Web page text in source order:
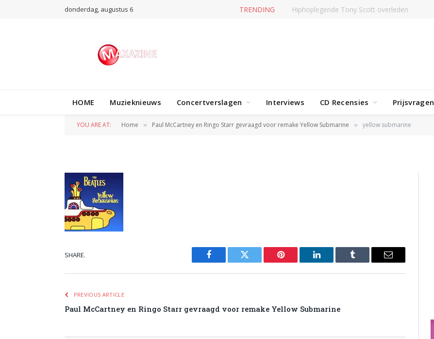
donderdag, augustus 6 TRENDING Jerney Kaagman overleden
HOME Muzieknieuws Concertverslagen Interviews CD Recensies Prijsvragen
YOU ARE AT: Home » Paul McCartney en Ringo Starr gevraagd voor remake Yellow Submarine » yellow submarine
yellow submarine
SHARE.
Facebook Twitter Pinterest LinkedIn Tumblr Email
PREVIOUS ARTICLE
Paul McCartney en Ringo Starr gevraagd voor remake Yellow Submarine